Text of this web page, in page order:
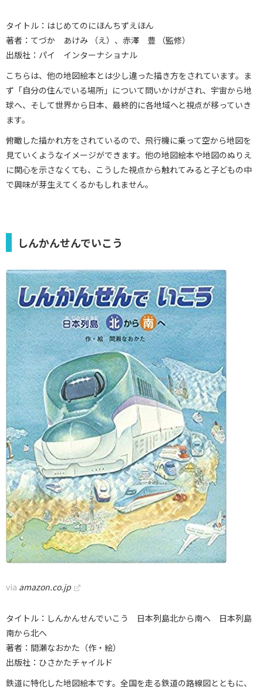
タイトル：はじめてのにほんちずえほん
著者：てづか あけみ （え）、赤澤 豊 （監修）
出版社：パイ インターナショナル
こちらは、他の地図絵本とは少し違った描き方をされています。ま
ず「自分の住んでいる場所」について問いかけがされ、宇宙から地
球へ、そして世界から日本、最終的に各地域へと視点が移っていき
ます。
俯瞰した描かれ方をされているので、飛行機に乗って空から地図を
見ていくようなイメージができます。他の地図絵本や地図のぬりえ
に関心を示さなくても、こうした視点から触れてみると子どもの中
で興味が芽生えてくるかもしれません。
しんかんせんでいこう
via amazon.co.jp
タイトル：しんかんせんでいこう 日本列島北から南へ 日本列島
南から北へ
著者：間瀬なおかた（作・絵）
出版社：ひさかたチャイルド
鉄道に特化した地図絵本です。全国を走る鉄道の路線図とともに、